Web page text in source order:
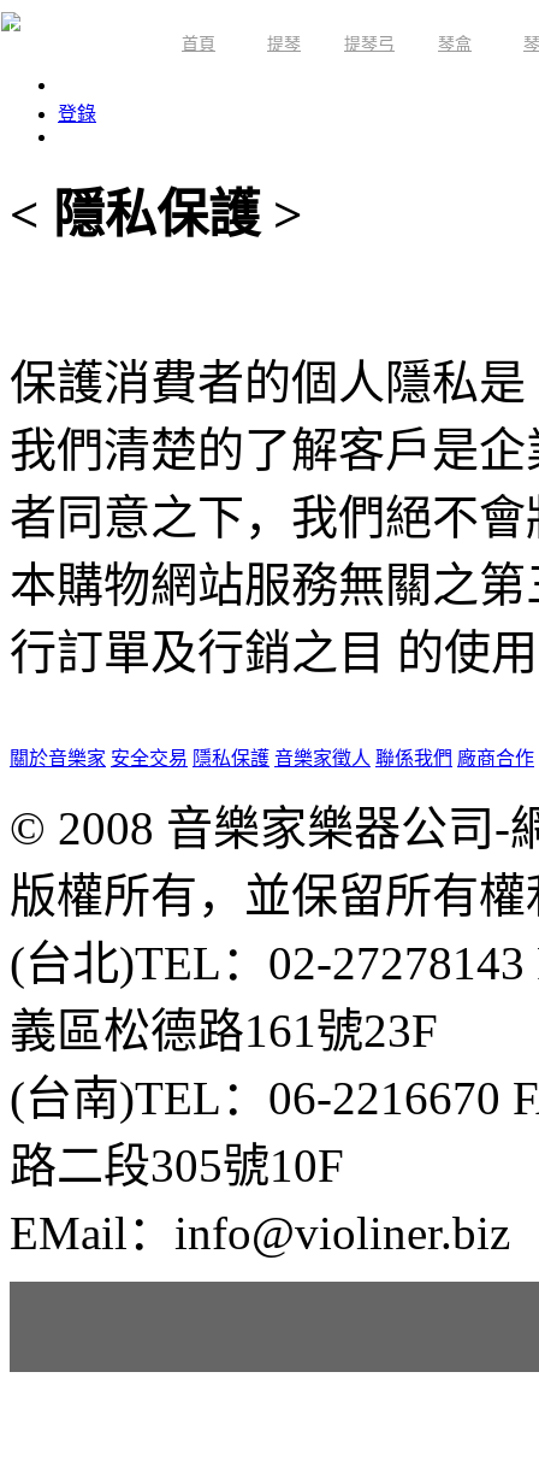
首頁 提琴 提琴弓 琴盒
登錄
< 隱私保護 >
保護消費者的個人隱私是
我們清楚的了解客戶是
者同意之下，我們絕不
本購物網站服務無關之第
行訂單及行銷之目 的使
關於音樂家 安全交易 隱私保護 音樂家徵人 聯係我們 廠商合作
© 2008 音樂家樂器公司-
版權所有，並保留所有權
(台北)TEL：02-
義區松德路161號23F
(台南)TEL：06-2216670
路二段305號10F
EMail：info@violiner.biz